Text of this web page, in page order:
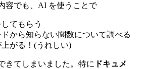
容でも、AI を使うことで
てもらう
から知らない関数について調べる
がる！(うれしい)
きてしまいました。特に ドキュメ